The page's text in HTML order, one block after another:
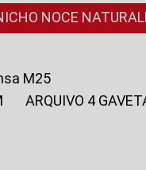
NOCE
M25
ARQUIVO 4